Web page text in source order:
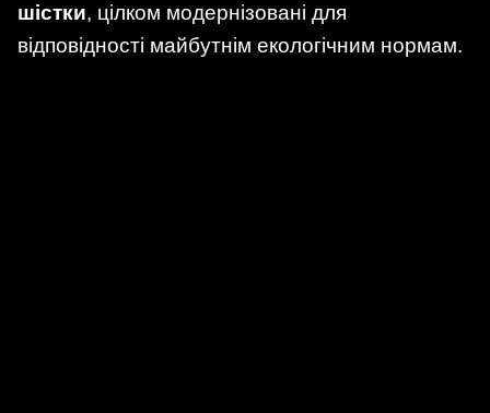
шістки, цілком модернізовані для
відповідності майбутнім екологічним нормам.